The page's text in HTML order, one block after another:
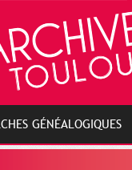
GÉNÉALOGIQUES